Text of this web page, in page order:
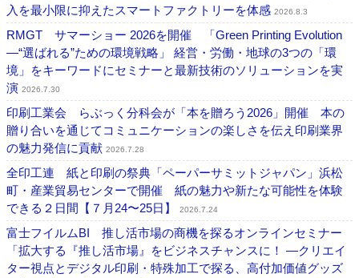
入を最小限に抑えたスマートファクトリーを体感 2026.8.3
RMGT サマーショー 2026を開催 「Green Printing Evolution
―“選ばれる”ための環境戦略」 経営・労働・地球の3つの「環
境」をキーワードにセミナーと最新技術のソリューションを実
演 2026.7.30
印刷工業会 らぶっく分科会が「本を贈ろう2026」開催 本の
贈り合いを通じてコミュニケーションの楽しさを伝え印刷業界
の魅力発信に貢献 2026.7.28
全印工連 紙と印刷の祭典「ペーパーサミットジャパン」浜松
町・産業貿易センターで開催 紙の魅力や新たな可能性を体験
できる２日間【７月24〜25日】
2026.7.24
富士フイルムBI 推し活市場の商機を探るオンラインセミナー
「拡大する『推し活市場』をビジネスチャンスに！ ―クリエイ
ター視点とデジタル印刷・特殊加工で探る、高付加価値グッズ